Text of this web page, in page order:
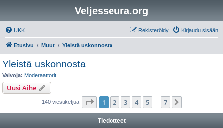
Veljesseura.org
UKK Kirjaudu sisään
Rekisteröidy
Etusivu Muut Yleistä uskonnosta
Yleistä uskonnosta
Valvoja: Moderaattorit
Uusi Aihe
140 viestiketjua Sivu /7
1 2 3 4 5 7
Tiedotteet